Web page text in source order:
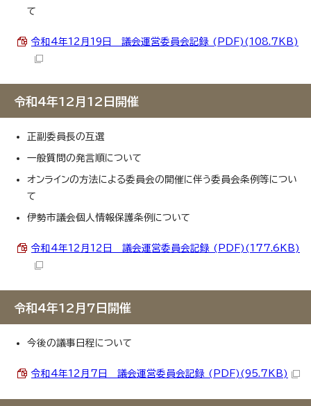
て
令和4年12月19日 議会運営委員会記録 (PDF)(108.7KB)
令和4年12月12日開催
正副委員長の互選
一般質問の発言順について
オンラインの方法による委員会の開催に伴う委員会条例等につい
て
伊勢市議会個人情報保護条例について
令和4年12月12日 議会運営委員会記録 (PDF)(177.6KB)
令和4年12月7日開催
今後の議事日程について
令和4年12月7日 議会運営委員会記録 (PDF)(95.7KB)